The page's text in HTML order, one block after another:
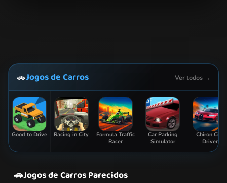
🚗Jogos de Carros Ver todos →
Good to Drive Racing in City
Formula Traffic
Racer
Car Parking
Simulator
Chiron City
Driver
🚗Jogos de Carros Parecidos